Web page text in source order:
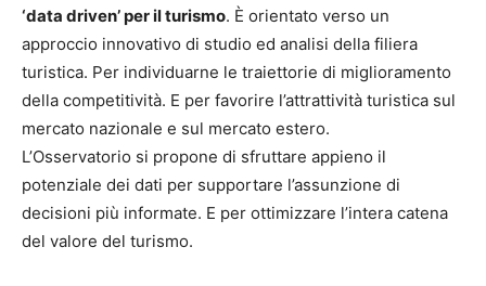
‘data driven’ per il turismo. È orientato verso un
approccio innovativo di studio ed analisi della filiera
turistica. Per individuarne le traiettorie di miglioramento
della competitività. E per favorire l’attrattività turistica sul
mercato nazionale e sul mercato estero.
L’Osservatorio si propone di sfruttare appieno il
potenziale dei dati per supportare l’assunzione di
decisioni più informate. E per ottimizzare l’intera catena
del valore del turismo.